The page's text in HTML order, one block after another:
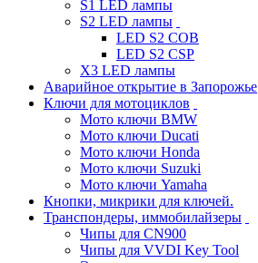
S1 LED лампы
S2 LED лампы
LED S2 COB
LED S2 CSP
X3 LED лампы
Аварийное открытие в Запорожье
Ключи для мотоциклов
Мото ключи BMW
Мото ключи Ducati
Мото ключи Honda
Мото ключи Suzuki
Мото ключи Yamaha
Кнопки, микрики для ключей.
Транспондеры, иммобилайзеры
Чипы для CN900
Чипы для VVDI Key Tool